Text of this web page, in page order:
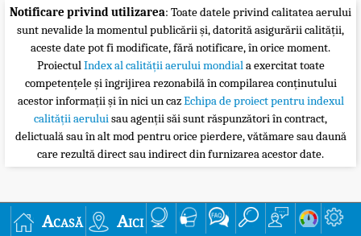
Notificare privind utilizarea: Toate datele privind calitatea aerului
sunt nevalide la momentul publicării și, datorită asigurării calității,
aceste date pot fi modificate, fără notificare, în orice moment.
ProiectulIndex al calității aerului mondiala exercitat toate
competențele și îngrijirea rezonabilă în compilarea conținutului
acestor informații și în nici un cazEchipa de proiect pentru indexul
calității aeruluisau agenții săi sunt răspunzători în contract,
delictuală sau în alt mod pentru orice pierdere, vătămare sau daună
care rezultă direct sau indirect din furnizarea acestor date.
Acasă Aici